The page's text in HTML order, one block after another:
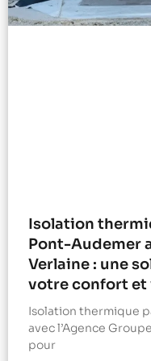
Isolation
Pont-Audemer
Verlaine : une
votre confort et
Isolation thermique
avec l’Agence
pour